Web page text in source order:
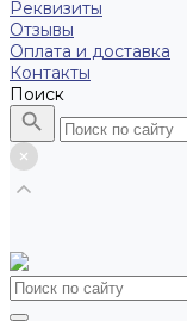
Реквизиты
Отзывы
Оплата и доставка
Контакты
Поиск